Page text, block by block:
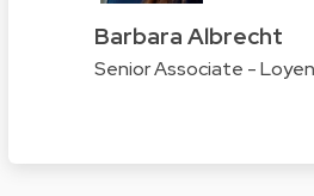
Barbara Albrecht
Senior Associate -